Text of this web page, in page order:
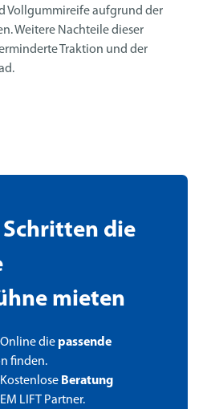
Vollgummireife aufgrund der
Weitere Nachteile dieser
Traktion und der
die
mieten
diepassende
finden.
Kostenlose Beratung
LIFT Partner.